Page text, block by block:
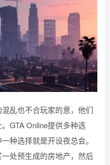
乱也不合玩家的意，他们
GTA Online提供多种选
种选择就是开设夜总会。
处预生成的房地产，然后